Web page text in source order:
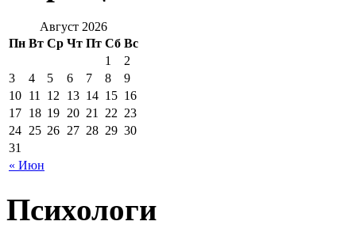
Август 2026
Пн Вт Ср Чт Пт Сб Вс
« Июн
1
2
3
4 5 6 7 8
9
10 11 12 13 14 15 16
17 18 19 20 21 22 23
24 25 26 27 28 29 30
31
Психологи